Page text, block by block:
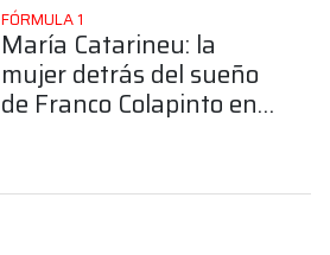
FÓRMULA 1
María Catarineu: la
mujer detrás del sueño
de Franco Colapinto en